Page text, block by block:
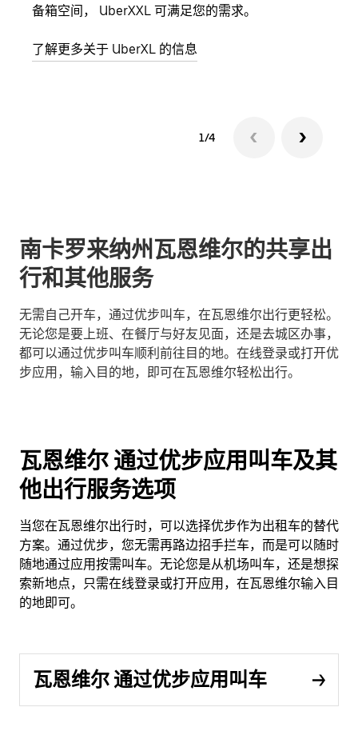
备箱空间， UberXXL 可满足您的需求。
了解更多关于 UberXL 的信息
1/4
南卡罗来纳州瓦恩维尔的共享出
行和其他服务
无需自己开车，通过优步叫车，在瓦恩维尔出行更轻松。
无论您是要上班、在餐厅与好友见面，还是去城区办事，
都可以通过优步叫车顺利前往目的地。在线登录或打开优
步应用，输入目的地，即可在瓦恩维尔轻松出行。
瓦恩维尔 通过优步应用叫车及其
他出行服务选项
当您在瓦恩维尔出行时，可以选择优步作为出租车的替代
方案。通过优步，您无需再路边招手拦车，而是可以随时
随地通过应用按需叫车。无论您是从机场叫车，还是想探
索新地点，只需在线登录或打开应用，在瓦恩维尔输入目
的地即可。
瓦恩维尔 通过优步应用叫车